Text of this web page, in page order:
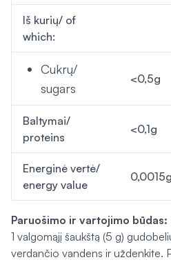
Iš kurių/ of
which:
Cukrų/
sugars
<0,5g
Baltymai/
proteins
<0,1g
Energinė vertė/
energy value
0,0015g
Paruošimo ir vartojimo būdas:
1 valgomąjį šaukštą (5 g)
verdančio vandens ir uždenkite.